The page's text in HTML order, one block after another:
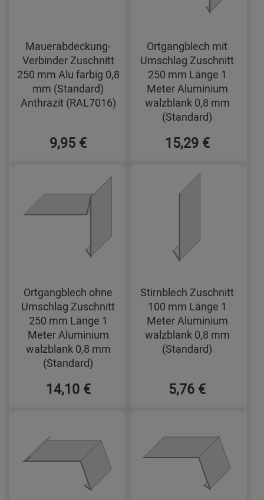
Mauerabdeckung-
Verbinder Zuschnitt
250 mm Alu farbig 0,8
mm (Standard)
Anthrazit (RAL7016)
9,95 €
Ortgangblech mit
Umschlag Zuschnitt
250 mm Länge 1
Meter Aluminium
walzblank 0,8 mm
(Standard)
15,29 €
Ortgangblech ohne
Umschlag Zuschnitt
250 mm Länge 1
Meter Aluminium
walzblank 0,8 mm
(Standard)
14,10 €
Stirnblech Zuschnitt
100 mm Länge 1
Meter Aluminium
walzblank 0,8 mm
(Standard)
5,76 €